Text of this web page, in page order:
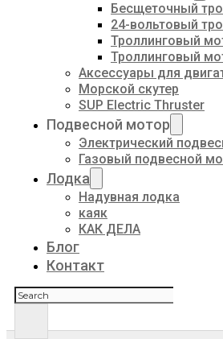
Бесщеточный
24-вольтовый
Троллинговый
Троллинговый
Аксессуары для
Морской скутер
SUP Electric Thruster
Подвесной мотор
Электрический
Газовый подвесной
Лодка
Надувная лодка
каяк
КАК ДЕЛА
Блог
Контакт
Поиск